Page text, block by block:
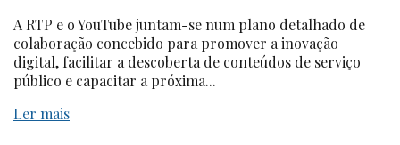
A RTP e o YouTube juntam-se num plano detalhado de
colaboração concebido para promover a inovação
digital, facilitar a descoberta de conteúdos de serviço
público e capacitar a próxima...
Ler mais